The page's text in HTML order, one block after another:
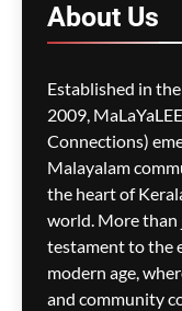
About Us
Established in
2009,
Connections)
Malayalam
the heart of
world. More than
testament to the
modern age,
and community